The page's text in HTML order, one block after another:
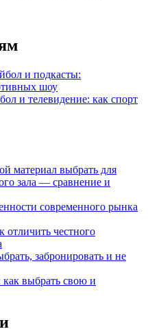
и подкасты:
шоу
и телевидение: как спорт
материал выбрать для
зала — сравнение и
современного рынка
отличить честного
забронировать и не
выбрать свою и